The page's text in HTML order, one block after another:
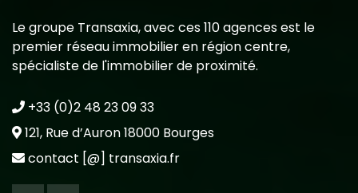
Le groupe Transaxia, avec ces 110 agences est le
premier réseau immobilier en région centre,
spécialiste de l'immobilier de proximité.
+33 (0)2 48 23 09 33
121, Rue d’Auron 18000 Bourges
contact [@] transaxia.fr